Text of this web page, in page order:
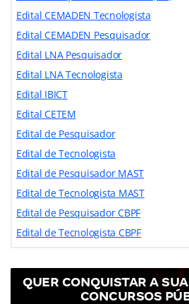
Edital CEMADEN Tecnologista
Edital CEMADEN Pesquisador
Edital LNA Pesquisador
Edital LNA Tecnologista
Edital IBICT
Edital CETEM
Edital de Pesquisador
Edital de Tecnologista
Edital de Pesquisador MAST
Edital de Tecnologista MAST
Edital de Pesquisador CBPF
Edital de Tecnologista CBPF
QUER CONQUISTAR A
CONCURSOS